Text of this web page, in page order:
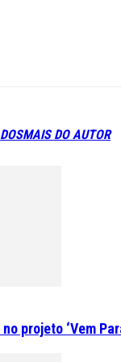
MAIS DO AUTOR
projeto ‘Vem